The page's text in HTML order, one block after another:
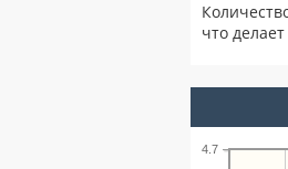
что
4.7